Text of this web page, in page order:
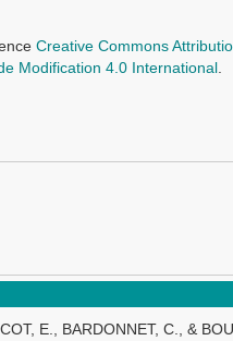
Creative Commons
Modification 4.0 International.
E., BARDONNET, C., &